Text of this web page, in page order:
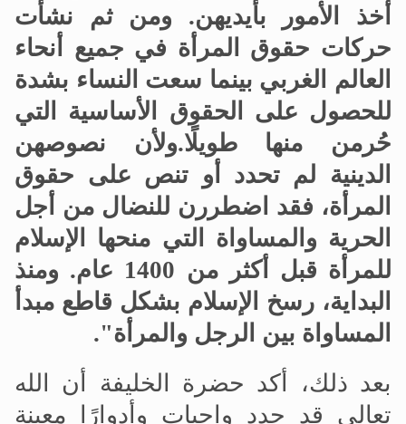
أخذ الأمور بأيديهن.
ومن ثم نشأت
حركات حقوق المرأة في جميع أنحاء
العالم الغربي بينما سعت النساء بشدة
للحصول على الحقوق الأساسية التي
حُرمن منها طويلًا.ولأن نصوصهن
الدينية لم تحدد أو تنص على حقوق
المرأة، فقد اضطررن للنضال من أجل
الحرية والمساواة التي منحها الإسلام
للمرأة قبل أكثر من 1400 عام
. ومنذ
البداية، رسخ الإسلام بشكل قاطع مبدأ
المساواة بين الرجل والمرأة".
بعد ذلك، أكد حضرة الخليفة أن الله
تعالى قد حدد واجبات وأدوارًا معينة